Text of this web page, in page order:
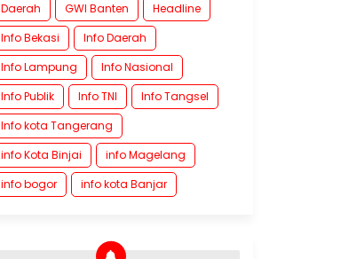
Daerah
GWI Banten
Headline
Info Bekasi
Info Daerah
Info Lampung
Info Nasional
Info Publik
Info TNI
Info Tangsel
Info kota Tangerang
info Kota Binjai
info Magelang
info bogor
info kota Banjar